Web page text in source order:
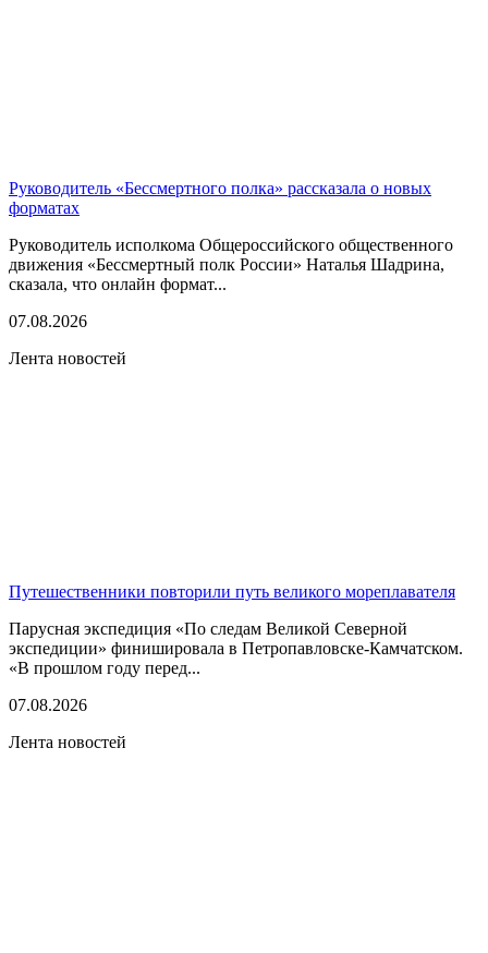
Руководитель «Бессмертного полка» рассказала о новых
форматах
Руководитель исполкома Общероссийского общественного
движения «Бессмертный полк России» Наталья Шадрина,
сказала, что онлайн формат...
07.08.2026
Лента новостей
Путешественники повторили путь великого мореплавателя
Парусная экспедиция «По следам Великой Северной
экспедиции» финишировала в Петропавловске-Камчатском.
«В прошлом году перед...
07.08.2026
Лента новостей